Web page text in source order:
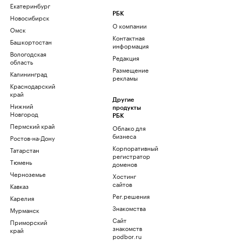
Екатеринбург
Новосибирск
Омск
Башкортостан
Вологодская
область
Калининград
Краснодарский
край
Нижний
Новгород
Пермский край
Ростов-на-Дону
Татарстан
Тюмень
Черноземье
Кавказ
Карелия
Мурманск
Приморский
край
РБК
О компании
Контактная
информация
Редакция
Размещение
рекламы
Другие
продукты
РБК
Облако для
бизнеса
Корпоративный
регистратор
доменов
Хостинг
сайтов
Рег.решения
Знакомства
Сайт
знакомств
podbor.ru